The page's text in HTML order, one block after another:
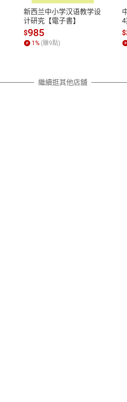
利，遽消費者保護法及通訊交易解
合理例外情事適用準則，依商品
各有不同規定。詳細退換貨說明請
各商品說明。
新西兰中小学汉语教学设
计研究【電子書】
$985
1% (賺9點)
4
$
繼續逛其他店舖